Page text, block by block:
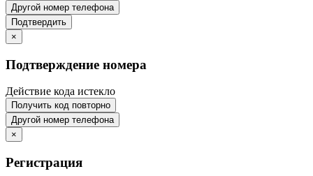
Другой номер телефона
Подтвердить
×
Подтверждение номера
Действие кода истекло
Получить код повторно
Другой номер телефона
×
Регистрация